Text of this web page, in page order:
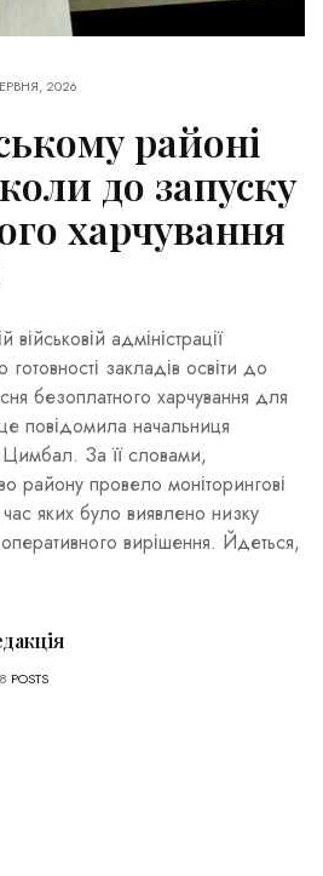
2026
районі
до запуску
харчування
адміністрації
закладів освіти до
безоплатного харчування для
повідомила начальниця
За її словами,
району провело моніторингові
яких було виявлено низку
вирішення. Йдеться,
POSTS